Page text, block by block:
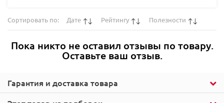
Гарантия и доставка товара
Сортировать по: Дате Рейтингу Полезности
Пока никто не оставил отзывы по товару.
Оставьте ваш отзыв.